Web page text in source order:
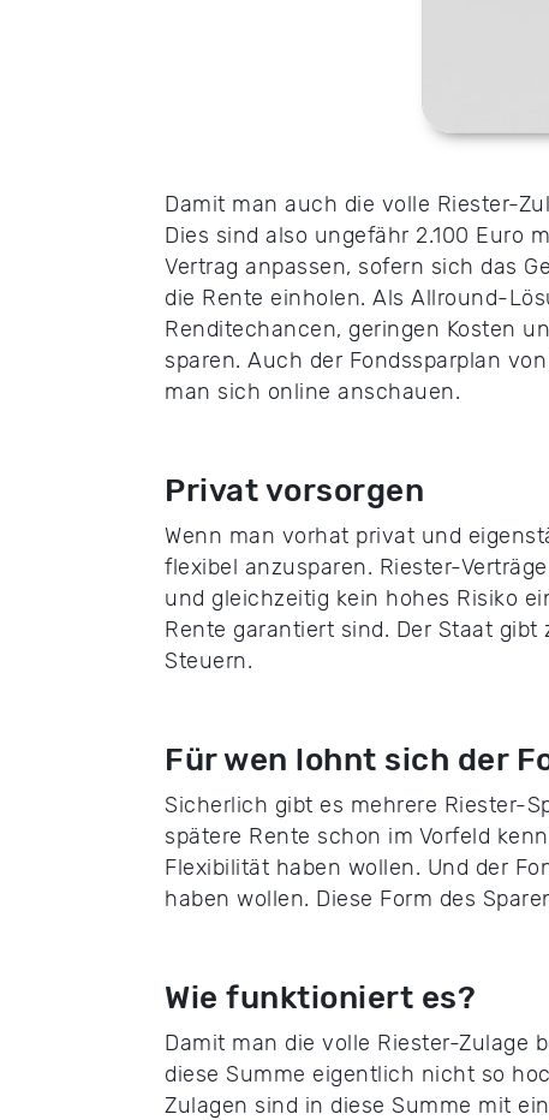
Damit man auch die volle Riester-
Dies sind also ungefähr 2.100 Euro
Vertrag anpassen, sofern sich das
die Rente einholen. Als Allround-
Renditechancen, geringen Kosten
sparen. Auch der Fondssparplan
man sich online anschauen.
Privat vorsorgen
Wenn man vorhat privat und
flexibel anzusparen. Riester-
und gleichzeitig kein hohes Risiko
Rente garantiert sind. Der Staat
Steuern.
Für wen lohnt sich der
Sicherlich gibt es mehrere Riester-
spätere Rente schon im Vorfeld
Flexibilität haben wollen. Und der
haben wollen. Diese Form des
Wie funktioniert es?
Damit man die volle Riester-Zulage
diese Summe eigentlich nicht so
Zulagen sind in diese Summe mit